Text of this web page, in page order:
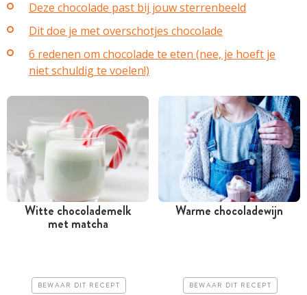
Deze chocolade past bij jouw sterrenbeeld
Dit doe je met overschotjes chocolade
6 redenen om chocolade te eten (nee, je hoeft je
niet schuldig te voelen!)
Minder dan 30 minuten
Makkelijk
Witte chocolademelk
met matcha
BEWAAR DIT RECEPT Erg makkelijk
Warme chocoladewijn
BEWAAR DIT RECEPT